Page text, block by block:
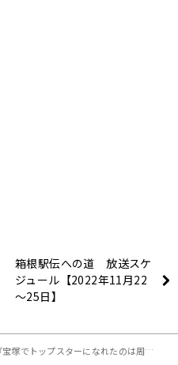
箱根駅伝への道 放送スケ
ジュール【2022年11月22
～25日】
トップスターになれたのは周りの人たちのお陰！』